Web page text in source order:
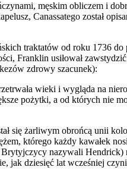
męskim obliczem i
Canassatego został
traktatów od roku 1736
Franklin usiłował
zdrowy szacunek):
wieki i wygląda na
pożytki, a od których nie
się żarliwym obrońcą unii
którego każdy kawałek
nazywali Hendrick)
jak dziesięć lat wcześniej